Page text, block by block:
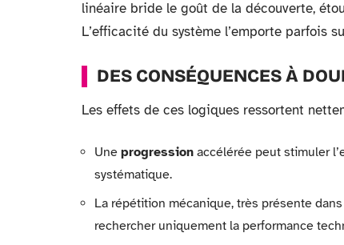
linéaire bride le goût de la découverte,
L’efficacité du système l’emporte parfois
DES CONSÉQUENCES À
Les effets de ces logiques ressortent
Une progression accélérée peut stimuler
systématique.
La répétition mécanique, très présente
rechercher uniquement la performance